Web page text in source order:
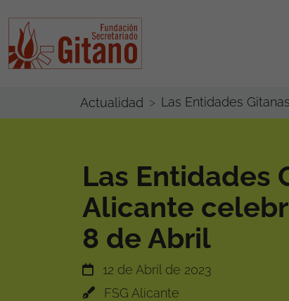
Actualidad Las Entidades
Las Entidades
Alicante
8 de Abril
12 de Abril de 2023
FSG Alicante